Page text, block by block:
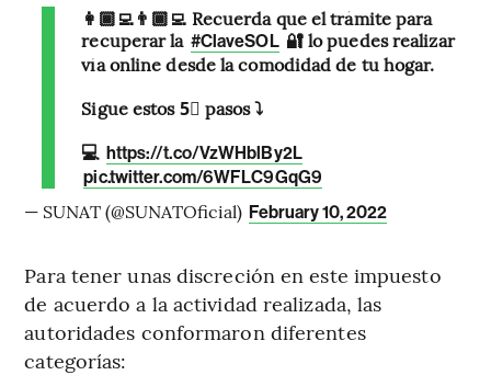
👩🏾‍💻👨🏾‍💻 Recuerda que el trámite para
recuperar la #ClaveSOL 🔐 lo puedes realizar
vía online desde la comodidad de tu hogar.
Sigue estos 5⃣ pasos ⤵️
💻 https://t.co/VzWHblBy2L
pic.twitter.com/6WFLC9GqG9
— SUNAT (@SUNATOficial) February 10, 2022
Para tener unas discreción en este impuesto
de acuerdo a la actividad realizada, las
autoridades conformaron diferentes
categorías: